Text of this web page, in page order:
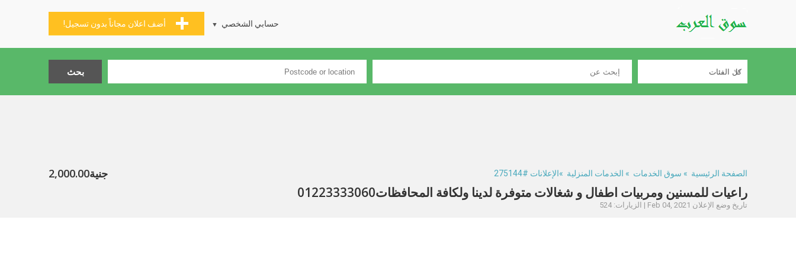
أضف اعلان مجاناً بدون تسجيل! حسابي الشخصي
الصفحة الرئيسية » سوق الخدمات » الخدمات المنزلية »الإعلانات #275144 جنية2,000.00
راعيات للمسنين ومربيات اطفال و شغالات متوفرة لدينا ولكافة المحافظات01223333060
تاريخ وضع الإعلان Feb 04, 2021 | الزيارات: 524